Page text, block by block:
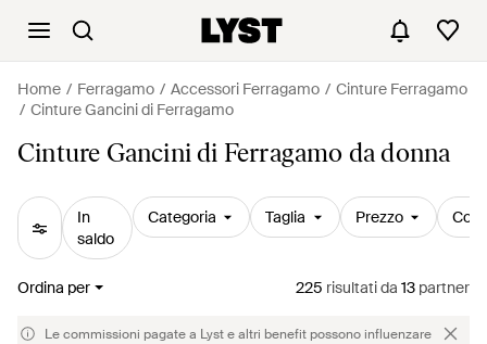
Home Ferragamo Accessori Ferragamo
Cinture Ferragamo
Cinture Gancini di Ferragamo
Cinture Gancini di Ferragamo da donna
In
saldo
Categoria Taglia Prezzo
Ordina per 225 risultatida 13 partner
Le commissioni pagate a Lyst e altri benefit possono influenzare